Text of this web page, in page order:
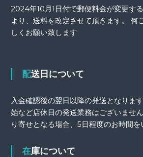
2024年10月1日付で郵便料金が変更す
より、送料を改定させて頂きます。 何
しくお願い致します
配送日について
入金確認後の翌日以降の発送となりま
始など店休日の発送業務はございませ
り寄せとなる場合、5日程度のお時間を
在庫について